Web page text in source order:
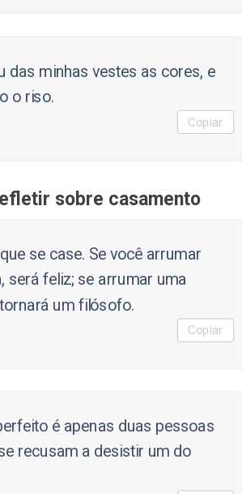
das minhas vestes as cores, e
o riso.
Copiar
sobre casamento
se case. Se você arrumar
será feliz; se arrumar uma
um filósofo.
Copiar
é apenas duas pessoas
recusam a desistir um do